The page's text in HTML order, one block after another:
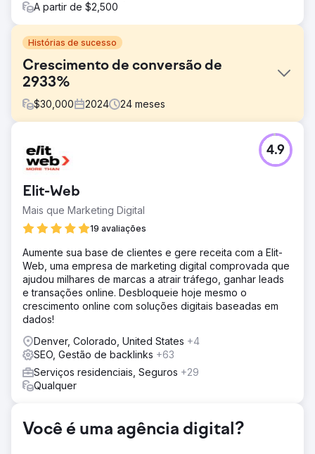
A partir de $2,500
Histórias de sucesso
Crescimento de conversão de
2933%
$30,000 2024 24 meses
A empresa estava entrando no marketing digital pela
primeira vez e não tinha a base para escalar com
publicidade, e a baixa velocidade do site aumentava os
custos e prejudicava o desempenho dos anúncios. Além
disso, atingir um público B2B de nicho exigia uma
estratégia personalizada para se destacar em um
mercado frequentemente dominado por concorrentes
B2C.
Solução
Criamos landing pages personalizadas alinhadas a
grupos de anúncios segmentados e melhoramos a
velocidade do site para aprimorar a qualidade dos
anúncios e reduzir custos. Nossa equipe lançou
campanhas integradas no Google, Meta e LinkedIn.
Utilizando testes A/B e otimização contínua, elaboramos
mensagens publicitárias, recursos visuais e estratégias de
segmentação sob medida para capturar tráfego de alta
Resultado
A estratégia holística de anúncios gerou resultados
Elit-Web
Mais que Marketing Digital
19 avaliações
4.9
Aumente sua base de clientes e gere receita com a Elit-
Web, uma empresa de marketing digital comprovada que
ajudou milhares de marcas a atrair tráfego, ganhar leads
e transações online. Desbloqueie hoje mesmo o
crescimento online com soluções digitais baseadas em
dados!
Denver, Colorado, United States +4
SEO, Gestão de backlinks +63
Serviços residenciais, Seguros +29
Qualquer
Você é uma agência digital?